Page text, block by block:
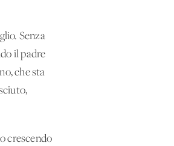
Senza
il padre
che sta
crescendo